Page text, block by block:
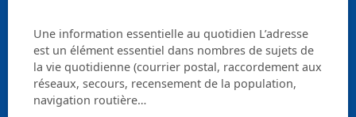
Une information essentielle au quotidien L’adresse
est un élément essentiel dans nombres de sujets de
la vie quotidienne (courrier postal, raccordement aux
réseaux, secours, recensement de la population,
navigation routière…